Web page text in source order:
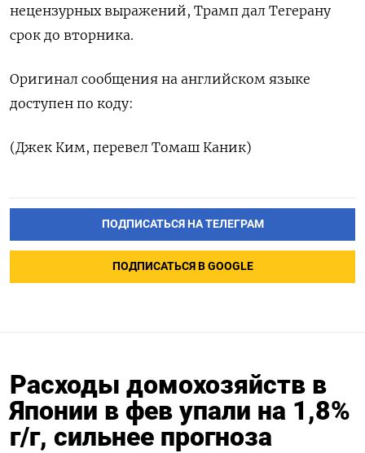
нецензурных ‌выражений, Трамп дал Тегерану
срок до вторника.
Оригинал сообщения ​на английском языке
доступен по ‌коду:
(Джек Ким, перевел Томаш Каник)
ПОДПИСАТЬСЯ НА ТЕЛЕГРАМ
ПОДПИСАТЬСЯ В GOOGLE
Расходы домохозяйств в
Японии в фев упали на 1,8%
г/г, сильнее прогноза